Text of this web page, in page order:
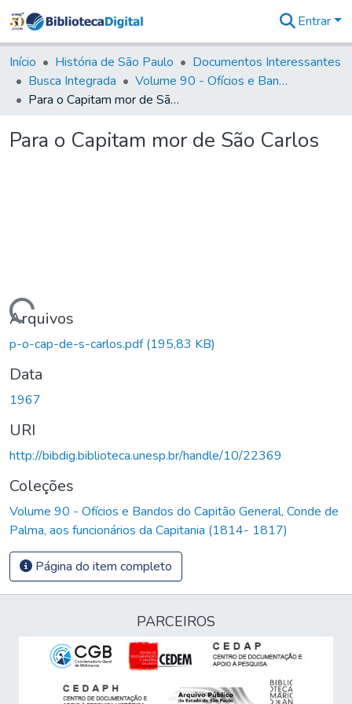
&
Coleções
Tudo na
Biblioteca
Estatísticas
Entrar
Início História de São Paulo
Documentos Interessantes
Busca Integrada
Volume 90 - Ofícios e Bandos do Capitão General, Conde de Palma, aos funcionários da Capitania (1814- 1817)
Para o Capitam mor de São Carlos
Para o Capitam mor de São Carlos
Carregando...
Arquivos
p-o-cap-de-s-carlos.pdf(195,83 KB)
Data
1967
URI
http://bibdig.biblioteca.unesp.br/handle/10/22369
Coleções
Volume 90 - Ofícios e Bandos do Capitão General, Conde de
Palma, aos funcionários da Capitania (1814- 1817)
Página do item completo
PARCEIROS